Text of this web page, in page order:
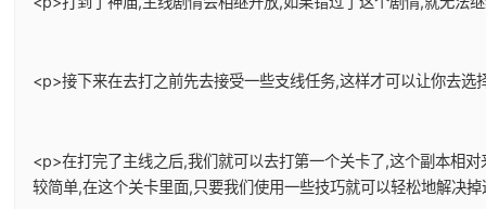
<p>接下来在去打之前先去接受一些支线任务,这样才可以让你去
<p>在打完了主线之后,我们就可以去打第一个关卡了,这个副本相
较简单,在这个关卡里面,只要我们使用一些技巧就可以轻松地解决